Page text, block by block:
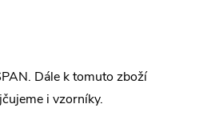
Dále k tomuto zboží
i vzorníky.